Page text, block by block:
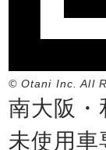
© Otani Inc. All
南大阪・
未使用